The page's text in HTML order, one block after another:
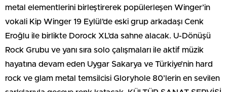
metal elementlerini birleştirerek popülerleşen Winger’in
vokali Kip Winger 19 Eylül’de eski grup arkadaşı Cenk
Eroğlu ile birlikte Dorock XL’da sahne alacak. U-Dönüşü
Rock Grubu ve yanı sıra solo çalışmaları ile aktif müzik
hayatına devam eden Uygar Sakarya ve Türkiye’nin hard
rock ve glam metal temsilcisi Gloryhole 80’lerin en sevilen